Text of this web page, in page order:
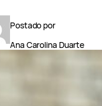
Postado por
Ana Carolina Duarte